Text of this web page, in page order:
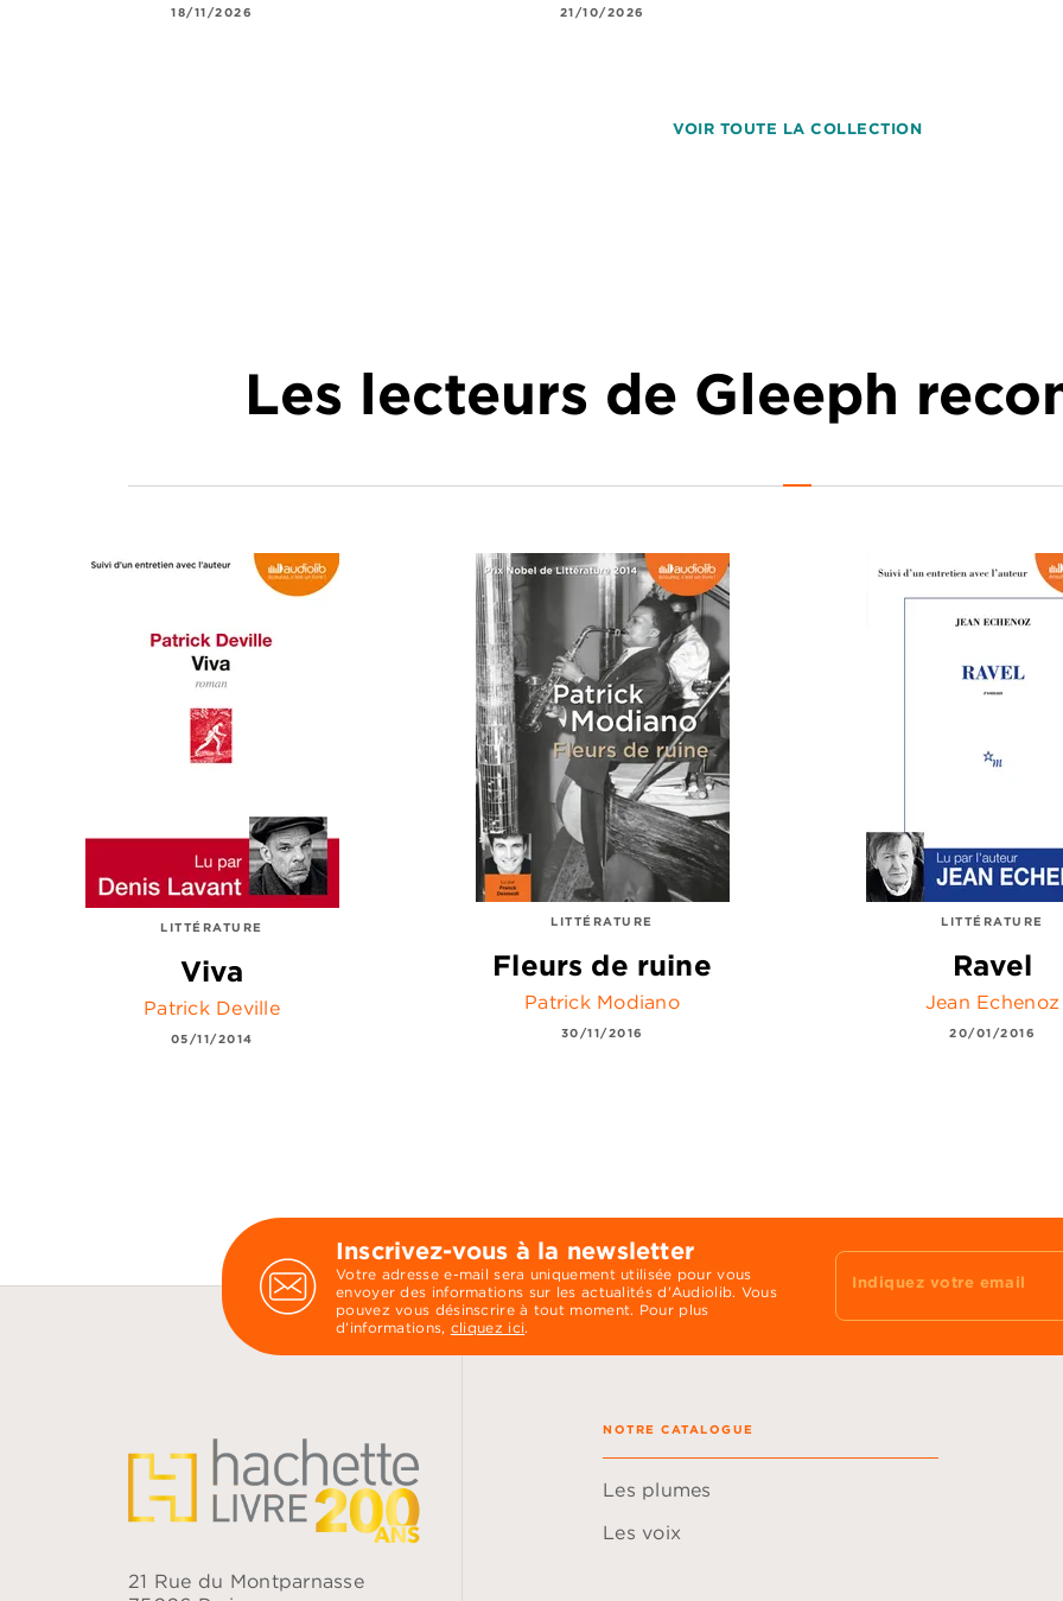
18/11/2026 21/10/2026
VOIR TOUTE LA COLLECTION
Les lecteurs de Gleeph
LITTÉRATURE
Viva
Patrick Deville
05/11/2014
LITTÉRATURE
Fleurs de ruine
Patrick Modiano
30/11/2016
LITTÉRATURE
Ravel
Jean Echenoz
20/01/2016
Inscrivez-vous à la newsletter
Votre adresse e-mail sera uniquement utilisée pour vous
envoyer des informations sur les actualités d'Audiolib. Vous
pouvez vous désinscrire à tout moment. Pour plus
d’informations, cliquez ici.
Indiquez votre email
21 Rue du Montparnasse
NOTRE CATALOGUE
Les plumes
Les voix